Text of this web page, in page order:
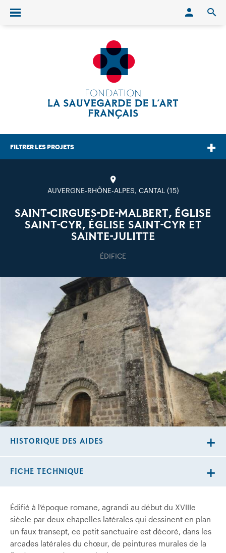
Ouvrir/fermer le menu
FILTRER LES PROJETS
AUVERGNE-RHÔNE-ALPES, CANTAL (15)
SAINT-CIRGUES-DE-MALBERT, ÉGLISE
SAINT-CYR, ÉGLISE SAINT-CYR ET
SAINTE-JULITTE
ÉDIFICE
Édifié à l’époque romane, agrandi au début du XVIIIe
siècle par deux chapelles latérales qui dessinent en plan
un faux transept, ce petit sanctuaire est décoré, dans les
arcades latérales du chœur, de peintures murales de la
HISTORIQUE DES AIDES
FICHE TECHNIQUE